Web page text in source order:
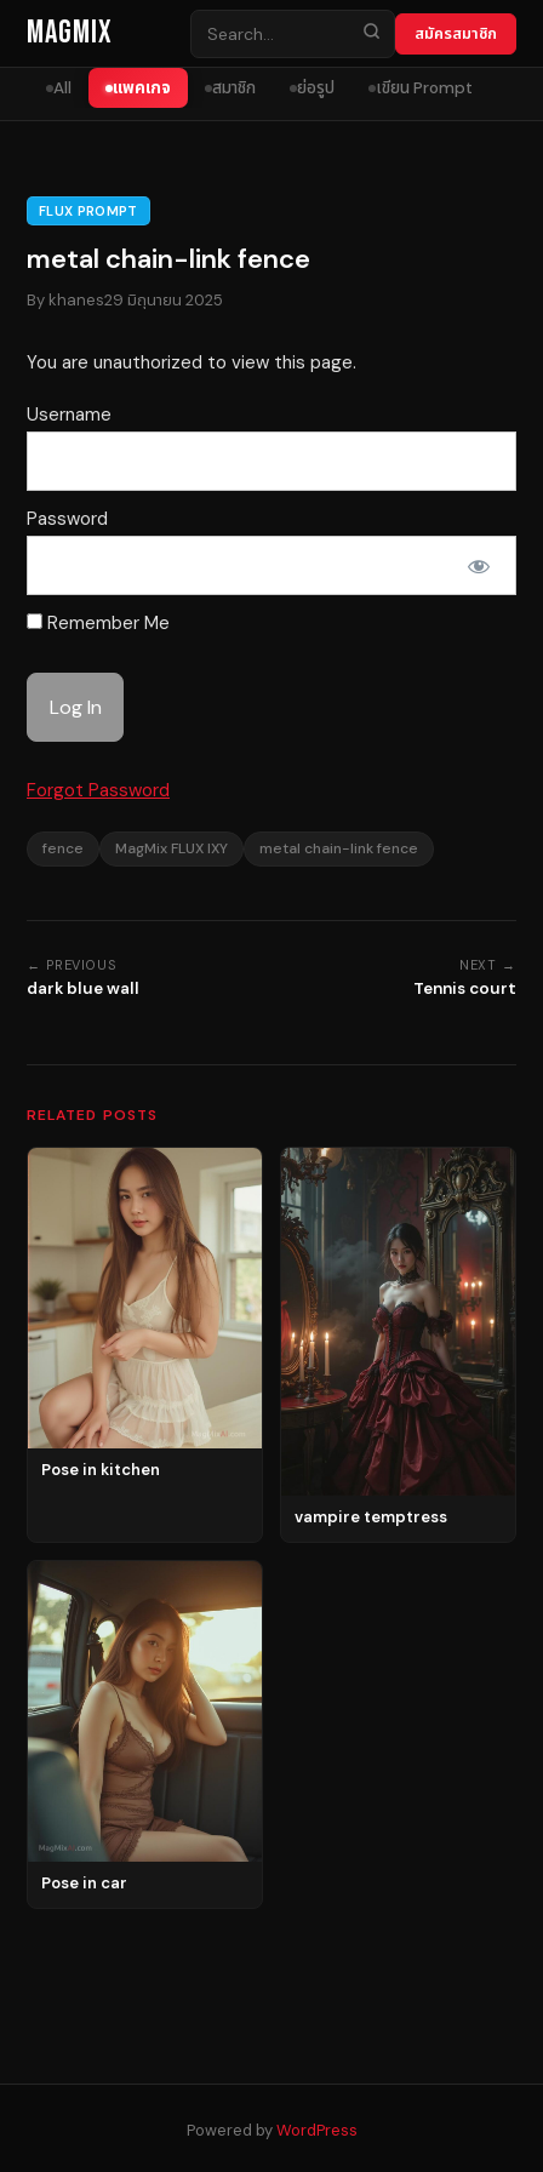
Skip to content
MagMix สมัครสมาชิก
All แพคเกจ สมาชิก ย่อรูป เขียน Prompt
FLUX PROMPT
metal chain-link fence
By khanes29 มิถุนายน 2025
You are unauthorized to view this page.
Username
Password
Remember Me
Forgot Password
fence MagMix FLUX IXY metal chain-link fence
← PREVIOUS
dark blue wall
NEXT →
Tennis court
RELATED POSTS
Pose in kitchen
vampire temptress
Pose in car
Powered byWordPress